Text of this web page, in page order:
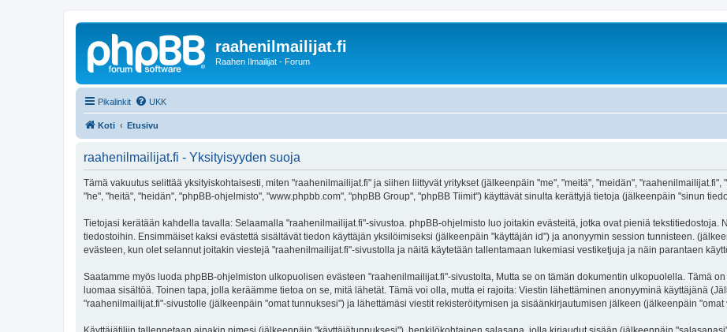
raahenilmailijat.fi
Raahen Ilmailijat - Forum
Pikalinkit UKK
Koti Etusivu
raahenilmailijat.fi - Yksityisyyden suoja
Tämä vakuutus selittää yksityiskohtaisesti, miten "raahenilmailijat.fi" ja siihen liittyvät yritykset (jälkeenpäin "me", "meitä", "meidän",
"he", "heitä", "heidän", "phpBB-ohjelmisto", "www.phpbb.com", "phpBB Group", "phpBB Tiimit") käyttävät sinulta kerättyjä tietoja (jälkeenpäin "sinun
Tietojasi kerätään kahdella tavalla: Selaamalla "raahenilmailijat.fi"-sivustoa. phpBB-ohjelmisto luo joitakin evästeitä, jotka ovat pieniä tekstitiedostoja.
tiedostoihin. Ensimmäiset kaksi evästettä sisältävät tiedon käyttäjän yksilöimiseksi (jälkeenpäin "käyttäjän id") ja anonyymin session tunnisteen.
evästeen, kun olet selannut joitakin viestejä "raahenilmailijat.fi"-sivustolla ja näitä käytetään tallentamaan lukemiasi vestiketjuja ja näin parantaen
Saatamme myös luoda phpBB-ohjelmiston ulkopuolisen evästeen "raahenilmailijat.fi"-sivustolta, Mutta se on tämän dokumentin ulkopuolella. Tämä
luomaa sisältöä. Toinen tapa, jolla keräämme tietoa on se, mitä lähetät. Tämä voi olla, mutta ei rajoita: Viestin lähettäminen anonyyminä käyttäjänä
"raahenilmailijat.fi"-sivustolle (jälkeenpäin "omat tunnuksesi") ja lähettämäsi viestit rekisteröitymisen ja sisäänkirjautumisen jälkeen (jälkeenpäin "omat